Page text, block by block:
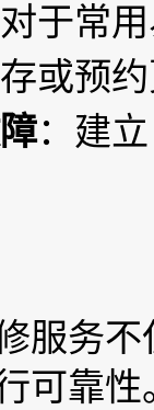
于常
或预
：建
服务
可靠